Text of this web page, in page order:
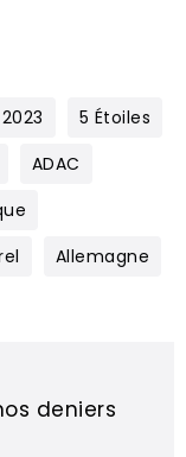
2023
5 Étoiles
ADAC
Allemagne
deniers